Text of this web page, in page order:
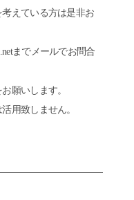
えている方は是非お
までメールでお問合
願いします。
用致しません。